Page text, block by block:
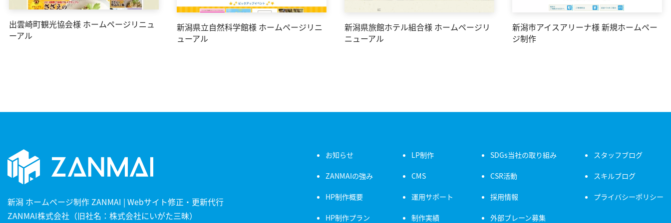
出雲崎町観光協会様 ホームページリニュ
ーアル
新潟県立自然科学館様 ホームページリニ
ューアル
新潟県旅館ホテル組合様 ホームページリ
ニューアル
新潟市アイスアリーナ様 新規ホームペー
ジ制作
新潟 ホームページ制作 ZANMAI | Webサイト修正・更新代行
ZANMAI株式会社（旧社名：株式会社にいがた三昧）
お知らせ
ZANMAIの強み
HP制作概要
HP制作プラン
LP制作
CMS
運用サポート
制作実績
SDGs当社の取り組み
CSR活動
採用情報
外部ブレーン募集
スタッフブログ
スキルブログ
プライバシーポリシー